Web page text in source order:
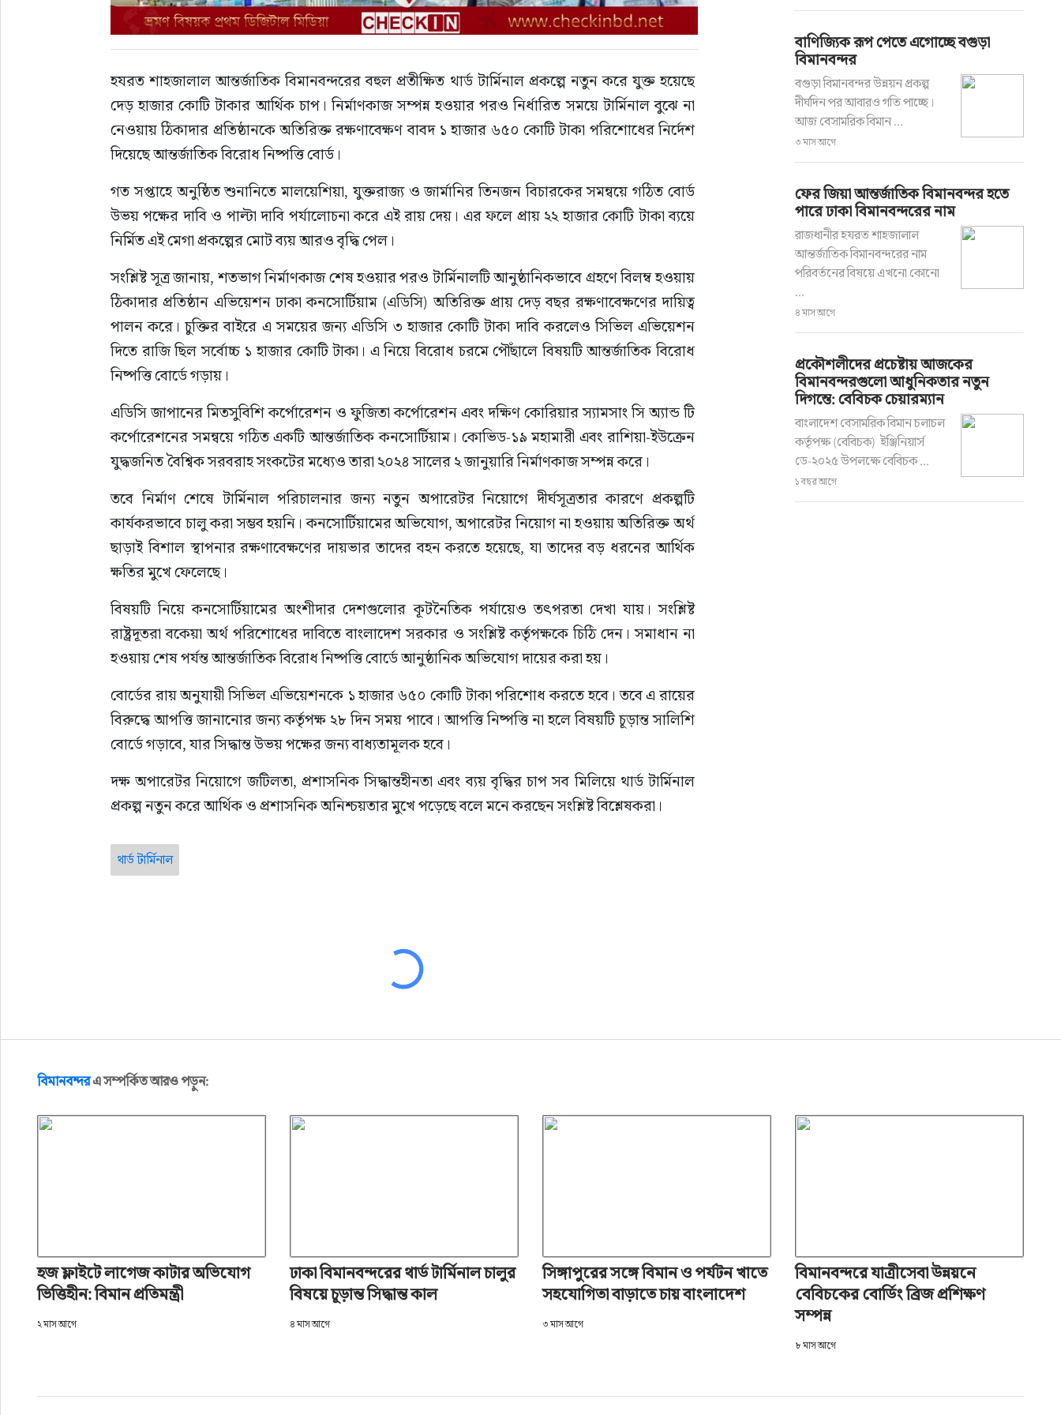
হযরত শাহজালাল আন্তর্জাতিক বিমানবন্দরের বহুল প্রতীক্ষিত থার্ড টার্মিনাল প্রকল্পে নতুন করে যুক্ত হয়েছে
দেড় হাজার কোটি টাকার আর্থিক চাপ। নির্মাণকাজ সম্পন্ন হওয়ার পরও নির্ধারিত সময়ে টার্মিনাল বুঝে না
নেওয়ায় ঠিকাদার প্রতিষ্ঠানকে অতিরিক্ত রক্ষণাবেক্ষণ বাবদ ১ হাজার ৬৫০ কোটি টাকা পরিশোধের নির্দেশ
দিয়েছে আন্তর্জাতিক বিরোধ নিষ্পত্তি বোর্ড।
গত সপ্তাহে অনুষ্ঠিত শুনানিতে মালয়েশিয়া, যুক্তরাজ্য ও জার্মানির তিনজন বিচারকের সমন্বয়ে গঠিত বোর্ড
উভয় পক্ষের দাবি ও পাল্টা দাবি পর্যালোচনা করে এই রায় দেয়। এর ফলে প্রায় ২২ হাজার কোটি টাকা ব্যয়ে
নির্মিত এই মেগা প্রকল্পের মোট ব্যয় আরও বৃদ্ধি পেল।
সংশ্লিষ্ট সূত্র জানায়, শতভাগ নির্মাণকাজ শেষ হওয়ার পরও টার্মিনালটি আনুষ্ঠানিকভাবে গ্রহণে বিলম্ব হওয়ায়
ঠিকাদার প্রতিষ্ঠান এভিয়েশন ঢাকা কনসোর্টিয়াম (এডিসি) অতিরিক্ত প্রায় দেড় বছর রক্ষণাবেক্ষণের দায়িত্ব
পালন করে। চুক্তির বাইরে এ সময়ের জন্য এডিসি ৩ হাজার কোটি টাকা দাবি করলেও সিভিল এভিয়েশন
দিতে রাজি ছিল সর্বোচ্চ ১ হাজার কোটি টাকা। এ নিয়ে বিরোধ চরমে পৌঁছালে বিষয়টি আন্তর্জাতিক বিরোধ
নিষ্পত্তি বোর্ডে গড়ায়।
এডিসি জাপানের মিতসুবিশি কর্পোরেশন ও ফুজিতা কর্পোরেশন এবং দক্ষিণ কোরিয়ার স্যামসাং সি অ্যান্ড টি
কর্পোরেশনের সমন্বয়ে গঠিত একটি আন্তর্জাতিক কনসোর্টিয়াম। কোভিড-১৯ মহামারী এবং রাশিয়া-ইউক্রেন
যুদ্ধজনিত বৈশ্বিক সরবরাহ সংকটের মধ্যেও তারা ২০২৪ সালের ২ জানুয়ারি নির্মাণকাজ সম্পন্ন করে।
তবে নির্মাণ শেষে টার্মিনাল পরিচালনার জন্য নতুন অপারেটর নিয়োগে দীর্ঘসূত্রতার কারণে প্রকল্পটি
কার্যকরভাবে চালু করা সম্ভব হয়নি। কনসোর্টিয়ামের অভিযোগ, অপারেটর নিয়োগ না হওয়ায় অতিরিক্ত অর্থ
ছাড়াই বিশাল স্থাপনার রক্ষণাবেক্ষণের দায়ভার তাদের বহন করতে হয়েছে, যা তাদের বড় ধরনের আর্থিক
ক্ষতির মুখে ফেলেছে।
বিষয়টি নিয়ে কনসোর্টিয়ামের অংশীদার দেশগুলোর কূটনৈতিক পর্যায়েও তৎপরতা দেখা যায়। সংশ্লিষ্ট
রাষ্ট্রদূতরা বকেয়া অর্থ পরিশোধের দাবিতে বাংলাদেশ সরকার ও সংশ্লিষ্ট কর্তৃপক্ষকে চিঠি দেন। সমাধান না
হওয়ায় শেষ পর্যন্ত আন্তর্জাতিক বিরোধ নিষ্পত্তি বোর্ডে আনুষ্ঠানিক অভিযোগ দায়ের করা হয়।
বোর্ডের রায় অনুযায়ী সিভিল এভিয়েশনকে ১ হাজার ৬৫০ কোটি টাকা পরিশোধ করতে হবে। তবে এ রায়ের
বিরুদ্ধে আপত্তি জানানোর জন্য কর্তৃপক্ষ ২৮ দিন সময় পাবে। আপত্তি নিষ্পত্তি না হলে বিষয়টি চূড়ান্ত সালিশি
বোর্ডে গড়াবে, যার সিদ্ধান্ত উভয় পক্ষের জন্য বাধ্যতামূলক হবে।
দক্ষ অপারেটর নিয়োগে জটিলতা, প্রশাসনিক সিদ্ধান্তহীনতা এবং ব্যয় বৃদ্ধির চাপ সব মিলিয়ে থার্ড টার্মিনাল
প্রকল্প নতুন করে আর্থিক ও প্রশাসনিক অনিশ্চয়তার মুখে পড়েছে বলে মনে করছেন সংশ্লিষ্ট বিশ্লেষকরা।
থার্ড টার্মিনাল
বাণিজ্যিক রূপ পেতে এগোচ্ছে বগুড়া
বিমানবন্দর
বগুড়া বিমানবন্দর উন্নয়ন প্রকল্প
দীর্ঘদিন পর আবারও গতি পাচ্ছে।
আজ বেসামরিক বিমান ...
৩ মাস আগে
ফের জিয়া আন্তর্জাতিক বিমানবন্দর হতে
পারে ঢাকা বিমানবন্দরের নাম
রাজধানীর হযরত শাহজালাল
আন্তর্জাতিক বিমানবন্দরের নাম
পরিবর্তনের বিষয়ে এখনো কোনো
...
৪ মাস আগে
প্রকৌশলীদের প্রচেষ্টায় আজকের
বিমানবন্দরগুলো আধুনিকতার নতুন
দিগন্তে: বেবিচক চেয়ারম্যান
বাংলাদেশ বেসামরিক বিমান চলাচল
কর্তৃপক্ষ (বেবিচক) ইঞ্জিনিয়ার্স
ডে-২০২৫ উপলক্ষে বেবিচক ...
১ বছর আগে
বিমানবন্দরএ সম্পর্কিত আরও পড়ুন:
হজ ফ্লাইটে লাগেজ কাটার অভিযোগ
ভিত্তিহীন: বিমান প্রতিমন্ত্রী
২ মাস আগে
ঢাকা বিমানবন্দরের থার্ড টার্মিনাল চালুর
বিষয়ে চূড়ান্ত সিদ্ধান্ত কাল
৪ মাস আগে
সিঙ্গাপুরের সঙ্গে বিমান ও পর্যটন খাতে
সহযোগিতা বাড়াতে চায় বাংলাদেশ
৩ মাস আগে
বিমানবন্দরে যাত্রীসেবা উন্নয়নে
বেবিচকের বোর্ডিং ব্রিজ প্রশিক্ষণ
সম্পন্ন
৮ মাস আগে